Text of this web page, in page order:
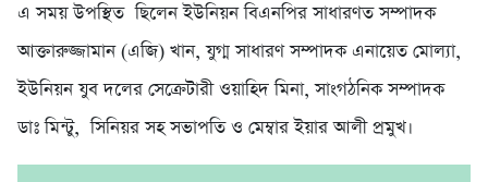
এ সময় উপস্থিত ছিলেন ইউনিয়ন বিএনপির সাধারণত সম্পাদক
আক্তারুজ্জামান (এজি) খান, যুগ্ম সাধারণ সম্পাদক এনায়েত মোল্যা,
ইউনিয়ন যুব দলের সেক্রেটারী ওয়াহিদ মিনা, সাংগঠনিক সম্পাদক
ডাঃ মিন্টু, সিনিয়র সহ সভাপতি ও মেম্বার ইয়ার আলী প্রমুখ।